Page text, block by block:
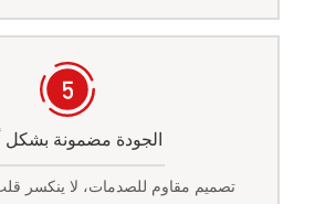
الجودة مضمونة بشكل
تصميم مقاوم للصدمات، لا ينكسر